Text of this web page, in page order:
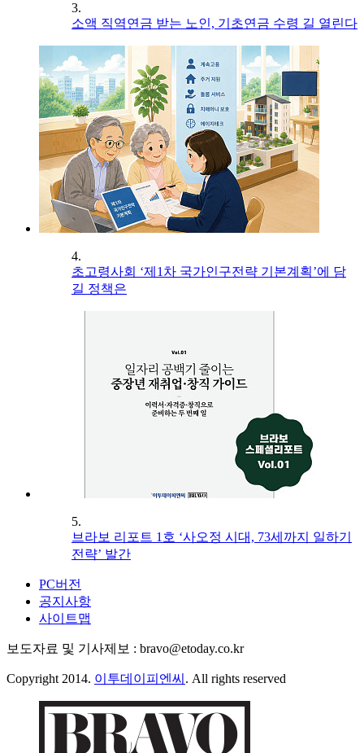
3.
소액 직역연금 받는 노인, 기초연금 수령 길 열린다
4.
초고령사회 ‘제1차 국가인구전략 기본계획’에 담
길 정책은
5.
브라보 리포트 1호 ‘사오정 시대, 73세까지 일하기
전략’ 발간
PC버전
공지사항
사이트맵
보도자료 및 기사제보 : bravo@etoday.co.kr
Copyright 2014. 이투데이피엔씨 . All rights reserved